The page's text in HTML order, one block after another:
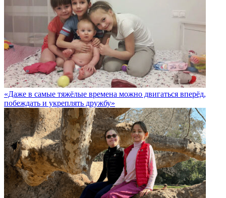
«Даже в самые тяжёлые времена можно двигаться вперёд,
побеждать и укреплять дружбу»